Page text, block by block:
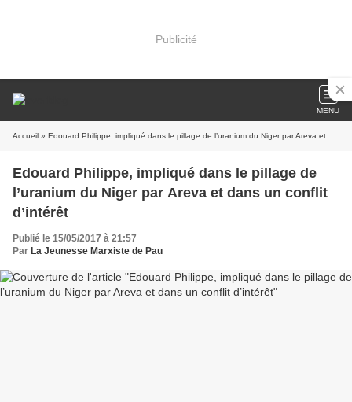
Publicité
MENU
Accueil » Edouard Philippe, impliqué dans le pillage de l’uranium du Niger par Areva et dans un conflit d’intérêt
Edouard Philippe, impliqué dans le pillage de
l’uranium du Niger par Areva et dans un conflit
d’intérêt
Publié le 15/05/2017 à 21:57
Par La Jeunesse Marxiste de Pau